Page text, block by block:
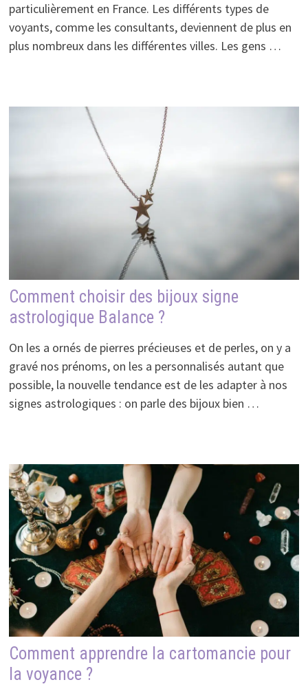
particulièrement en France. Les différents types de
voyants, comme les consultants, deviennent de plus en
plus nombreux dans les différentes villes. Les gens …
Comment choisir des bijoux signe
astrologique Balance ?
On les a ornés de pierres précieuses et de perles, on y a
gravé nos prénoms, on les a personnalisés autant que
possible, la nouvelle tendance est de les adapter à nos
signes astrologiques : on parle des bijoux bien …
Comment apprendre la cartomancie pour
la voyance ?